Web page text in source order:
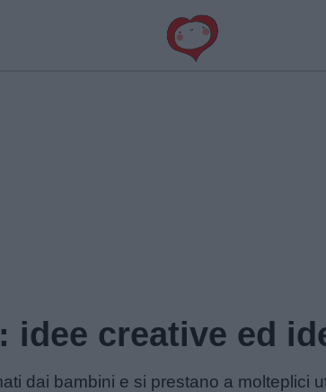
idee creative ed
dai bambini e si prestano a molteplici